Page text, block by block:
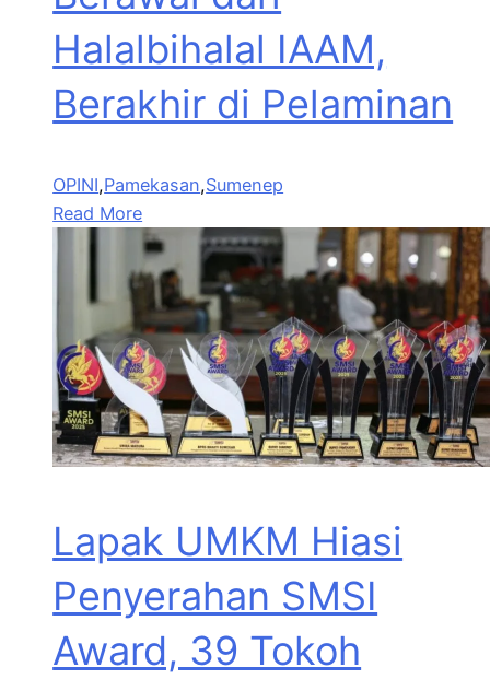
Halalbihalal IAAM,
Berakhir di Pelaminan
OPINI,Pamekasan,Sumenep
Read More
Lapak UMKM Hiasi
Penyerahan SMSI
Award, 39 Tokoh